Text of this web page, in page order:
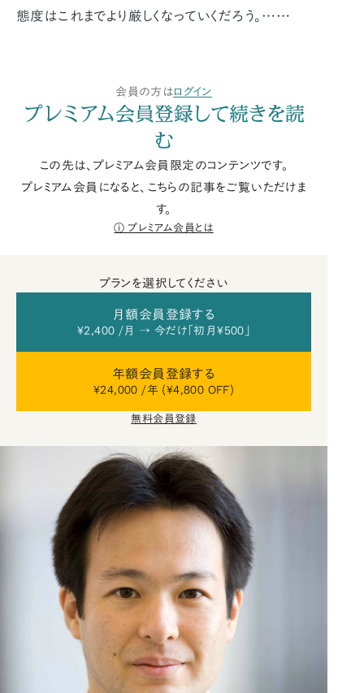
態度はこれまでより厳しくなっていくだろう。……
会員の方はログイン
プレミアム会員登録して続きを読
む
この先は、プレミアム会員限定のコンテンツです。
プレミアム会員になると、こちらの記事をご覧いただけま
す。
プレミアム会員とは
プランを選択してください
月額会員登録する
¥2,400 /月 → 今だけ「初月¥500」
年額会員登録する
¥24,000 /年 (¥4,800 OFF)
無料会員登録